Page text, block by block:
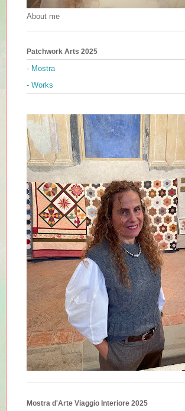
About me
Patchwork Arts 2025
- Mostra
- Works
Mostra d'Arte Viaggio Interiore 2025